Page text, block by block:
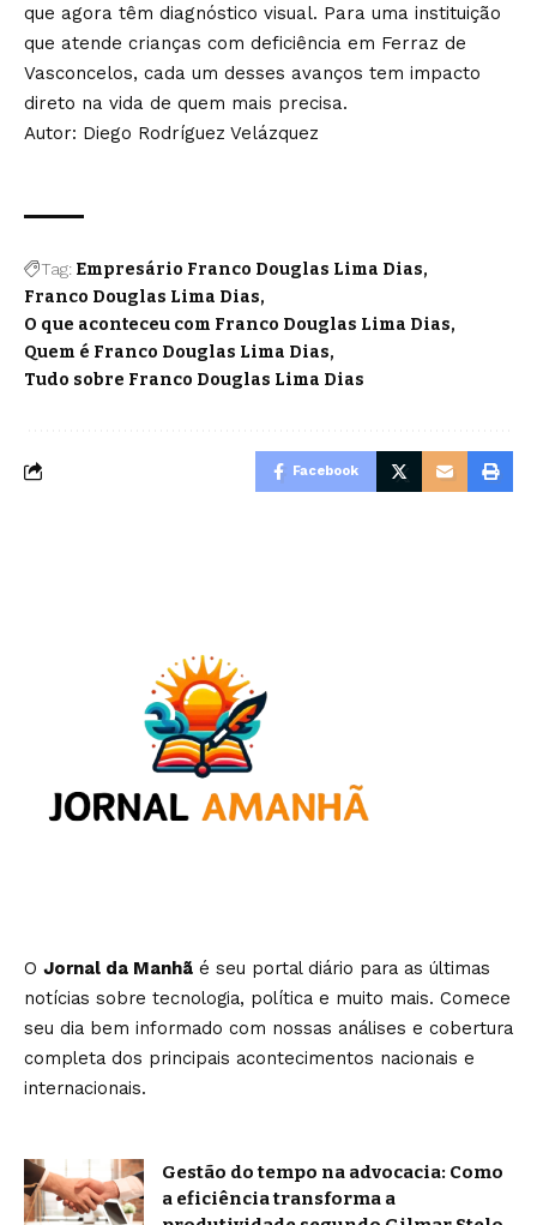
que agora têm diagnóstico visual. Para uma instituição
que atende crianças com deficiência em Ferraz de
Vasconcelos, cada um desses avanços tem impacto
direto na vida de quem mais precisa.
Autor: Diego Rodríguez Velázquez
Tag: Empresário Franco Douglas Lima Dias
Franco Douglas Lima Dias
O que aconteceu com Franco Douglas Lima Dias
Quem é Franco Douglas Lima Dias
Tudo sobre Franco Douglas Lima Dias
Facebook
O Jornal da Manhã é seu portal diário para as últimas
notícias sobre tecnologia, política e muito mais. Comece
seu dia bem informado com nossas análises e cobertura
completa dos principais acontecimentos nacionais e
internacionais.
Gestão do tempo na advocacia: Como
a eficiência transforma a